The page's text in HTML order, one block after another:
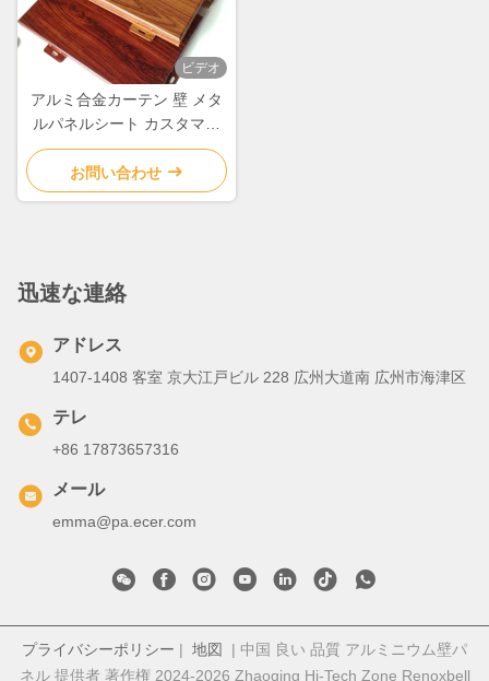
ビデオ
アルミ合金カーテン 壁 メタ
ルパネルシート カスタマイ
ズされたエッジ
お問い合わせ
迅速な連絡
アドレス
1407-1408 客室 京大江戸ビル 228 広州大道南 広州市海津区
テレ
+86 17873657316
メール
emma@pa.ecer.com
プライバシーポリシー | 地図
| 中国 良い 品質 アルミニウム壁パ
ネル 提供者 著作権 2024-2026 Zhaoqing Hi-Tech Zone Renoxbell